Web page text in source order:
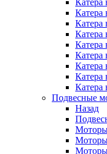
Катера
Катера
Катера
Катера
Катера
Катера
Катера
Катера
Катера
Подвесные
Назад